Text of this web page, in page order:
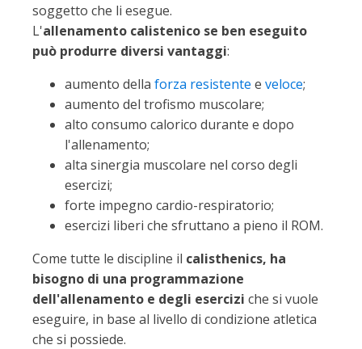
soggetto che li esegue.
L'allenamento calistenico se ben eseguito
può produrre diversi vantaggi:
aumento della forza resistente e veloce;
aumento del trofismo muscolare;
alto consumo calorico durante e dopo
l'allenamento;
alta sinergia muscolare nel corso degli
esercizi;
forte impegno cardio-respiratorio;
esercizi liberi che sfruttano a pieno il ROM.
Come tutte le discipline il calisthenics, ha
bisogno di una programmazione
dell'allenamento e degli esercizi che si vuole
eseguire, in base al livello di condizione atletica
che si possiede.